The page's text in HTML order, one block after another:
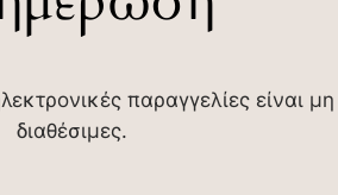
παραγγελίες είναι μη
διαθέσιμες.